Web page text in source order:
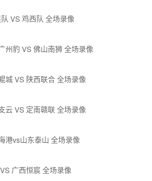
VS 鸡西队 全场录像
州豹 VS 佛山南狮 全场录像
城 VS 陕西联合 全场录像
云 VS 定南赣联 全场录像
港vs山东泰山 全场录像
广西恒宸 全场录像